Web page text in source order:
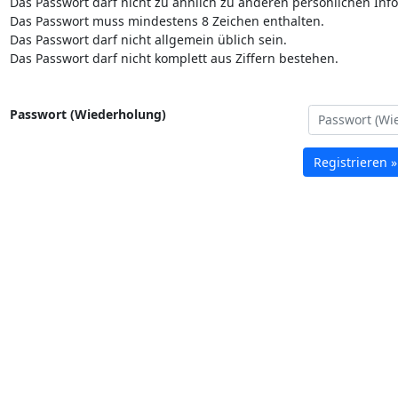
Das Passwort muss mindestens 8 Zeichen enthalten.
Das Passwort darf nicht allgemein üblich sein.
Das Passwort darf nicht komplett aus Ziffern bestehen.
Passwort (Wiederholung)
Registrieren »